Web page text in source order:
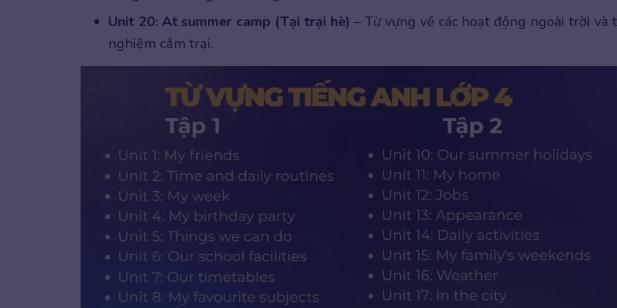
Unit 20: At summer camp (Tại trại hè) – Từ vựng về các hoạt động ngoài trời và
nghiệm cắm trại.